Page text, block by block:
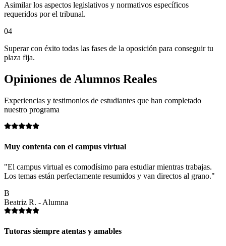
Asimilar los aspectos legislativos y normativos específicos
requeridos por el tribunal.
04
Superar con éxito todas las fases de la oposición para conseguir tu
plaza fija.
Opiniones de Alumnos Reales
Experiencias y testimonios de estudiantes que han completado
nuestro programa
Muy contenta con el campus virtual
"El campus virtual es comodísimo para estudiar mientras trabajas.
Los temas están perfectamente resumidos y van directos al grano."
B
Beatriz R. - Alumna
Tutoras siempre atentas y amables